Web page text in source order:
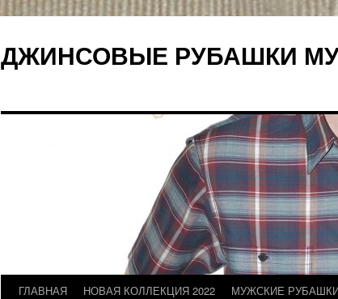
ДЖИНСОВЫЕ РУБАШКИ
Перейти
ГЛАВНАЯ НОВАЯ КОЛЛЕКЦИЯ 2022 МУЖСКИЕ